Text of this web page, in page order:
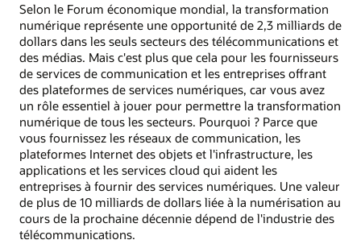
Selon le Forum économique mondial, la transformation
numérique représente une opportunité de 2,3 milliards de
dollars dans les seuls secteurs des télécommunications et
des médias. Mais c'est plus que cela pour les fournisseurs
de services de communication et les entreprises offrant
des plateformes de services numériques, car vous avez
un rôle essentiel à jouer pour permettre la transformation
numérique de tous les secteurs. Pourquoi ? Parce que
vous fournissez les réseaux de communication, les
plateformes Internet des objets et l'infrastructure, les
applications et les services cloud qui aident les
entreprises à fournir des services numériques. Une valeur
de plus de 10 milliards de dollars liée à la numérisation au
cours de la prochaine décennie dépend de l'industrie des
télécommunications.